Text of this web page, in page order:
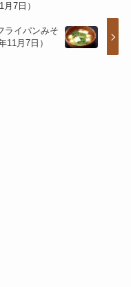
7日）
ライパンみそ
11月7日）